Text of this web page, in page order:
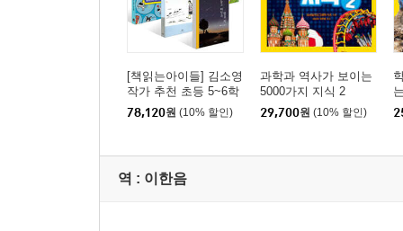
50가지 곰에 관한 덥수룩한 지식
25가지 독에 관한 위험한 지식
75가지 읽다 보면 나도 모르게 오싹해지는 지식
35가지 셀 수 있는 숫자에 대한 지식
50가지 맛있고 달콤한 사탕에 관한 지식
로봇에 관한 25가지 놀라운 지식
[책읽는아이들] 김소영
작가 추천 초등 5~6학
년 세트
78,120원 (10% 할인)
과학과 역사가 보이는
5000가지 지식 2
29,700원 (10% 할인)
역 : 이한음